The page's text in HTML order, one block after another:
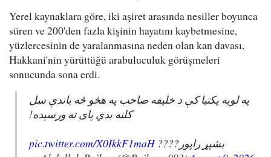
Yerel kaynaklara göre, iki aşiret arasında nesiller boyunca
süren ve 200'den fazla kişinin hayatını kaybetmesine,
yüzlercesinin de yaralanmasına neden olan kan davası,
Hakkani'nin yürüttüğü arabuluculuk görüşmeleri
sonucunda sona erdi.
په لویه پکتیا کې د خلیفه صاحب په هڅو څه باندې سل
کلنه بدي پای ته ورسېده!
بشپړ راپور????pic.twitter.com/X0IkkF1maH